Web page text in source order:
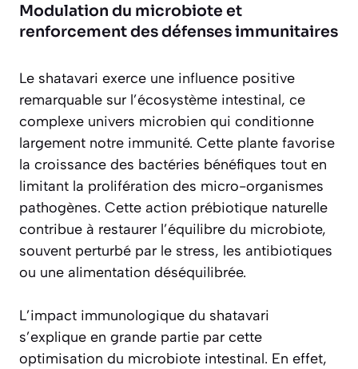
Modulation du microbiote et
renforcement des défenses immunitaires
Le shatavari exerce une influence positive
remarquable sur l’écosystème intestinal, ce
complexe univers microbien qui conditionne
largement notre immunité. Cette plante favorise
la croissance des bactéries bénéfiques tout en
limitant la prolifération des micro-organismes
pathogènes. Cette action prébiotique naturelle
contribue à restaurer l’équilibre du microbiote,
souvent perturbé par le stress, les antibiotiques
ou une alimentation déséquilibrée.
L’impact immunologique du shatavari
s’explique en grande partie par cette
optimisation du microbiote intestinal. En effet,